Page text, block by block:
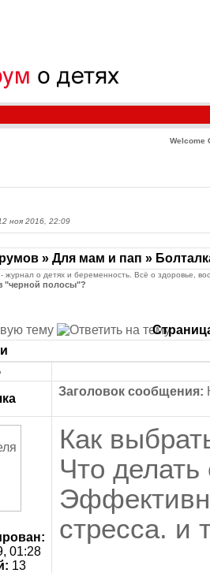
Welcome
ноя 2016, 22:09
» Для мам и пап »
журнал о детях и беременность. Всё о здоровье,
"черной полосы"?
Заголовок сообщения:
01:28
13
Как
Что
стресса. и